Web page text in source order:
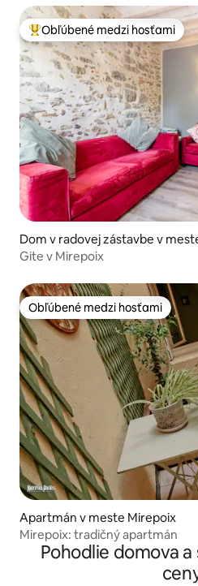
Najobľúbenejšie medzi hosťami
Obľúbené medzi hosťami
Dom v radovej zástavbe v
Gite v Mirepoix
Obľúbené medzi hosťami
Obľúbené medzi hosťami
Apartmán v meste Mirepoix
Mirepoix: tradičný apartmán
Pohodlie domova